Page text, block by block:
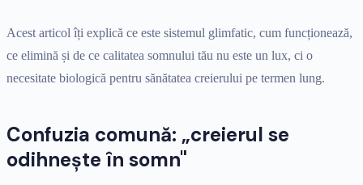
Acest articol îți explică ce este sistemul glimfatic, cum funcționează,
ce elimină și de ce calitatea somnului tău nu este un lux, ci o
necesitate biologică pentru sănătatea creierului pe termen lung.
Confuzia comună: „creierul se
odihnește în somn"